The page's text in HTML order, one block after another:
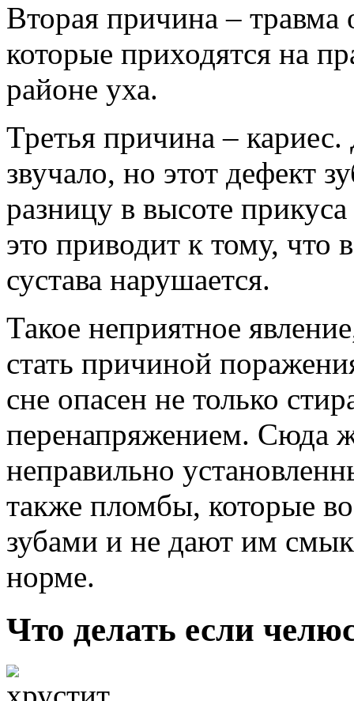
Вторая причина – травма
которые приходятся на
районе уха.
Третья причина –
звучало, но этот дефект
разницу в высоте
это приводит к тому, что
сустава нарушается.
Такое неприятное
стать причиной
сне опасен не только
перенапряжением. Сюда
неправильно
также пломбы, которые
зубами и не дают им
норме.
Что делать если